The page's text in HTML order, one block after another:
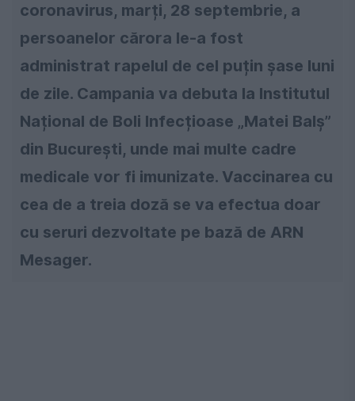
coronavirus, marți, 28 septembrie, a
persoanelor cărora le-a fost
administrat rapelul de cel puțin șase luni
de zile. Campania va debuta la Institutul
Național de Boli Infecțioase „Matei Balș”
din București, unde mai multe cadre
medicale vor fi imunizate. Vaccinarea cu
cea de a treia doză se va efectua doar
cu seruri dezvoltate pe bază de ARN
Mesager.